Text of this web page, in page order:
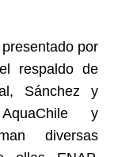
por
respaldo de
Sánchez y
y
diversas